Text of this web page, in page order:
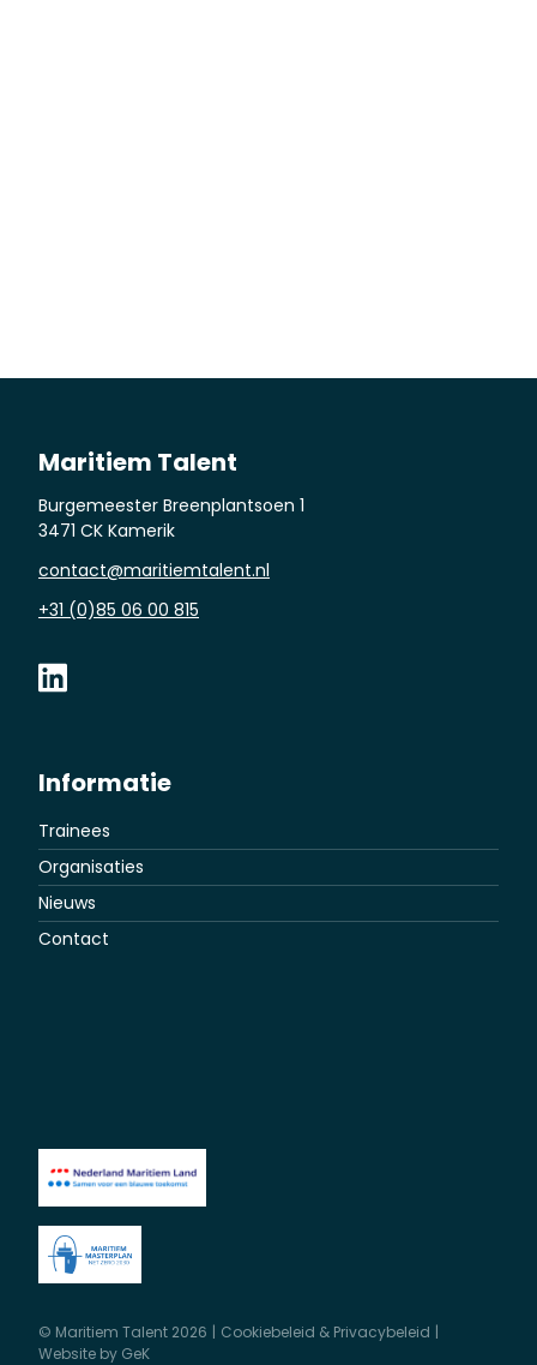
Informatie
Trainees
Organisaties
Nieuws
Contact
Maritiem Talent
Burgemeester Breenplantsoen 1
3471 CK Kamerik
contact@maritiemtalent.nl
+31 (0)85 06 00 815
© Maritiem Talent 2026
Cookiebeleid & Privacybeleid
Website by GeK